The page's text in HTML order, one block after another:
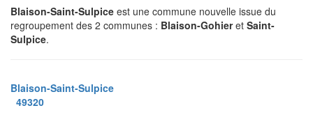
Blaison-Saint-Sulpice est une commune nouvelle issue du
regroupement des 2 communes : Blaison-Gohieret Saint-
Sulpice.
Blaison-Saint-Sulpice
49320